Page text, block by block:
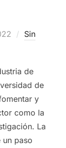
Sin
de
de
y
como la
La
un paso